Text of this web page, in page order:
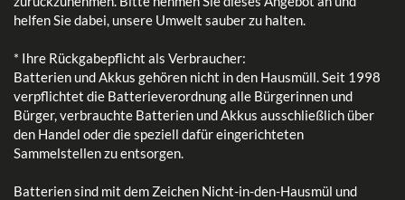
helfen Sie dabei, unsere Umwelt sauber zu halten.
* Ihre Rückgabepflicht als Verbraucher:
Batterien und Akkus gehören nicht in den Hausmüll. Seit 1998
verpflichtet die Batterieverordnung alle Bürgerinnen und
Bürger, verbrauchte Batterien und Akkus ausschließlich über
den Handel oder die speziell dafür eingerichteten
Sammelstellen zu entsorgen.
Batterien sind mit dem Zeichen Nicht-in-den-Hausmül und